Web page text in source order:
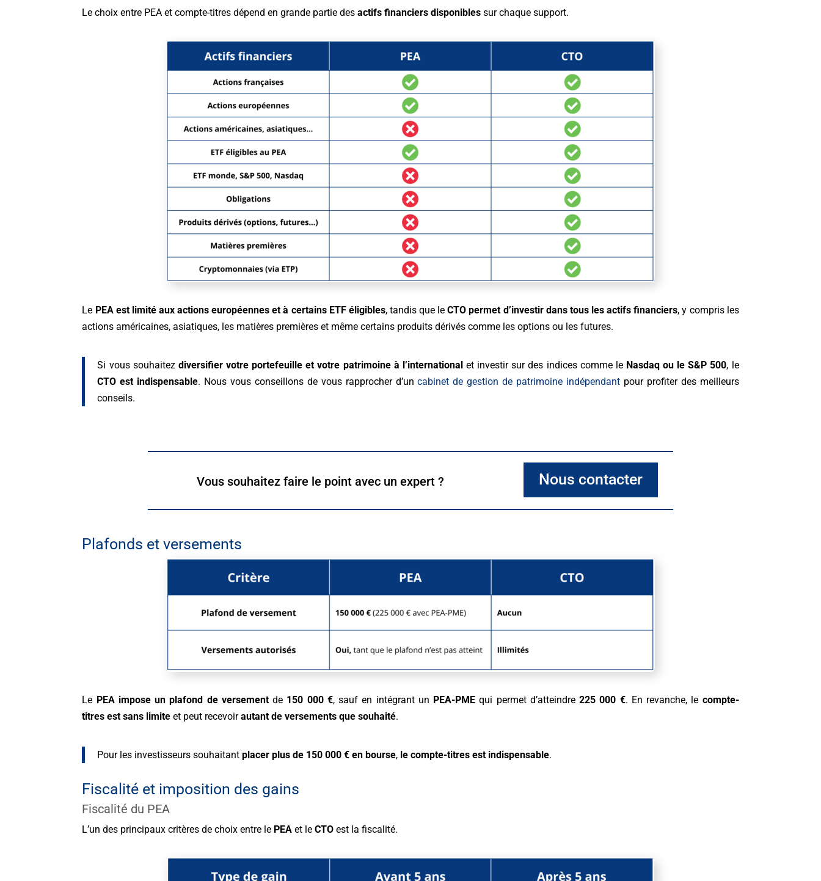
Le choix entre PEA et compte-titres dépend en grande partie desactifs financiers disponibles sur chaque support.
Le PEA est limité aux actions européennes et à certains ETF éligibles, tandis que leCTO permet d’investir dans tous les actifs financiers, y compris les
actions américaines, asiatiques, les matières premières et même certains produits dérivés comme les options ou les futures.
Si vous souhaitez diversifier votre portefeuille et votre patrimoine à l’internationalet investir sur des indices comme le Nasdaq ou le S&P 500, le
CTO est indispensable. Nous vous conseillons de vous rapprocher d’uncabinet de gestion de patrimoine indépendant pour profiter des meilleurs
conseils.
Vous souhaitez faire le point avec un expert ? Nous contacter
Plafonds et versements
Le PEA impose un plafond de versementde 150 000 €, sauf en intégrant un PEA-PME qui permet d’atteindre225 000 €. En revanche, le compte-
titres est sans limite et peut recevoirautant de versements que souhaité.
Pour les investisseurs souhaitantplacer plus de 150 000 € en bourse, lecompte-titresest indispensable.
Fiscalité et imposition des gains
Fiscalité du PEA
L’un des principaux critères de choix entre le PEA et leCTO est la fiscalité.